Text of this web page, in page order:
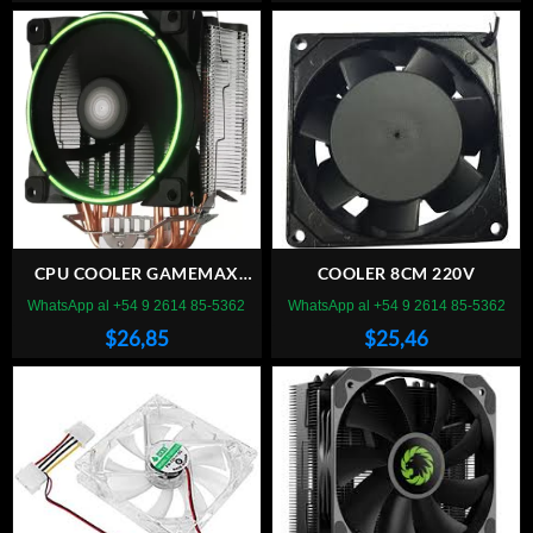
CPU COOLER GAMEMAX
GAMMA 500
$26,85
WhatsApp al +54 9 2614 85-5362
COOLER 8CM 220V
$25,46
WhatsApp al +54 9 2614 85-5362